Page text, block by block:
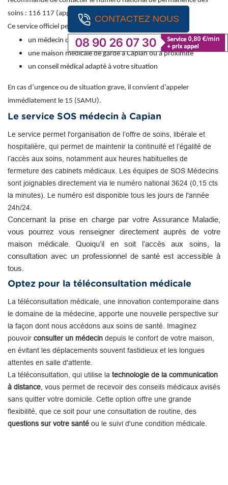
CONTACTEZ NOUS
soins : 116 117 (appel gratuit).
Ce service officiel permet d’obtenir une orientation vers :
un médecin de garde
une maison médicale de garde à Capian ou à proximité
un conseil médical adapté à votre situation
En cas d’urgence ou de situation grave, il convient d’appeler
immédiatement le 15 (SAMU).
Le service SOS médecin à Capian
Le service permet l'organisation de l’offre de soins, libérale et
hospitalière, qui permet de maintenir la continuité et l’égalité de
l’accès aux soins, notamment aux heures habituelles de
fermeture des cabinets médicaux. Les équipes de SOS Médecins
sont joignables directement via le numéro national 3624 (0,15 cts
la minutes). Le numéro est disponible tous les jours de l'année
24h/24.
Concernant la prise en charge par votre Assurance Maladie,
vous pourrez vous renseigner directement auprès de votre
maison médicale. Quoiqu’il en soit l’accès aux soins, la
consultation avec un professionnel de santé est accessible à
tous.
Optez pour la téléconsultation médicale
La téléconsultation médicale, une innovation contemporaine dans
le domaine de la médecine, apporte une nouvelle perspective sur
la façon dont nous accédons aux soins de santé. Imaginez
pouvoir consulter un médecin depuis le confort de votre maison,
en évitant les déplacements souvent fastidieux et les longues
attentes en salle d'attente.
La téléconsultation, qui utilise la technologie de la communication
à distance , vous permet de recevoir des conseils médicaux avisés
sans quitter votre domicile. Cette option offre une grande
flexibilité, que ce soit pour une consultation de routine, des
questions sur votre santé ou le suivi d'une condition médicale.